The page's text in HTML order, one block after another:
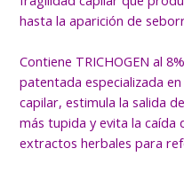
hasta la aparición de
Contiene TRICHOGEN al
patentada especializada
capilar, estimula la salida
más tupida y evita la caída
extractos herbales para